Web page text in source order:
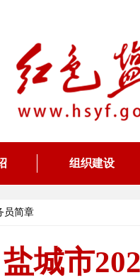
组织建设
员简章
盐城市